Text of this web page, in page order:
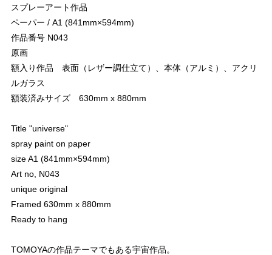
スプレーアート作品
ペーパー / A1 (841mm×594mm)
作品番号 N043
原画
額入り作品 表面（レザー調仕立て）、本体（アルミ）、アクリ
ルガラス
額装済みサイズ 630mm x 880mm
Title "universe"
spray paint on paper
size A1 (841mm×594mm)
Art no, N043
unique original
Framed 630mm x 880mm
Ready to hang
TOMOYAの作品テーマでもある宇宙作品。